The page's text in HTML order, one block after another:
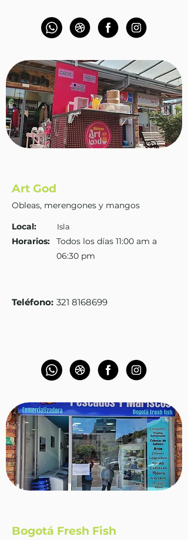
Art God
Obleas, merengones y mangos
Local:
Horarios:
Isla
Todos los días 11:00 am a
06:30 pm
Teléfono: 321 8168699
Bogotá Fresh Fish